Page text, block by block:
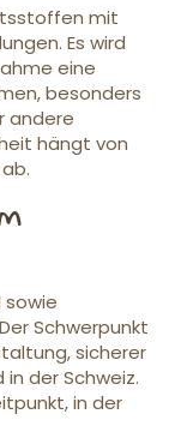
mit
Es wird
eine
besonders
andere
hängt von
sowie
Schwerpunkt
sicherer
der Schweiz.
in der